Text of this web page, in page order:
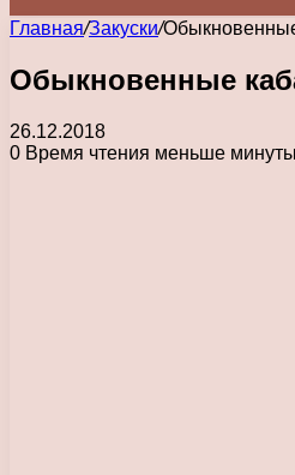
Главная/Закуски/
Обыкновенные
26.12.2018
0 Время чтения меньше минуты